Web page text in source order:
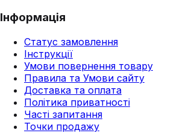
Інформація
Статус замовлення
Інструкції
Умови повернення товару
Правила та Умови сайту
Доставка та оплата
Політика приватності
Часті запитання
Точки продажу